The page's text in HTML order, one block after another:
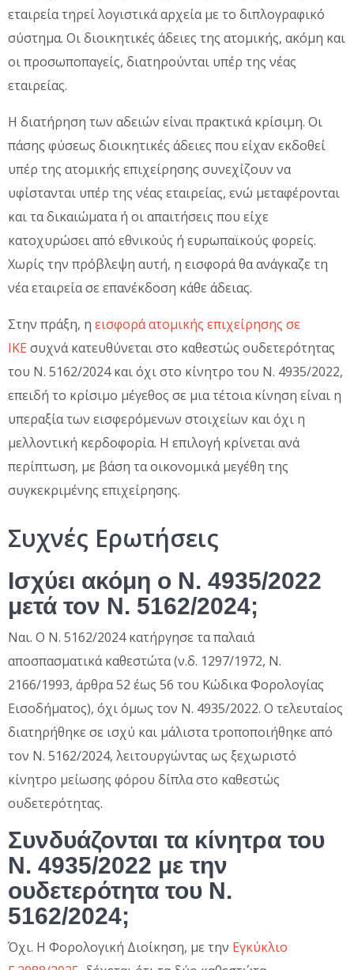
εταιρεία τηρεί λογιστικά αρχεία με το διπλογραφικό
σύστημα. Οι διοικητικές άδειες της ατομικής, ακόμη και
οι προσωποπαγείς, διατηρούνται υπέρ της νέας
εταιρείας.
Η διατήρηση των αδειών είναι πρακτικά κρίσιμη. Οι
πάσης φύσεως διοικητικές άδειες που είχαν εκδοθεί
υπέρ της ατομικής επιχείρησης συνεχίζουν να
υφίστανται υπέρ της νέας εταιρείας, ενώ μεταφέρονται
και τα δικαιώματα ή οι απαιτήσεις που είχε
κατοχυρώσει από εθνικούς ή ευρωπαϊκούς φορείς.
Χωρίς την πρόβλεψη αυτή, η εισφορά θα ανάγκαζε τη
νέα εταιρεία σε επανέκδοση κάθε άδειας.
Στην πράξη, η εισφορά ατομικής επιχείρησης σε
ΙΚΕ συχνά κατευθύνεται στο καθεστώς ουδετερότητας
του Ν. 5162/2024 και όχι στο κίνητρο του Ν. 4935/2022,
επειδή το κρίσιμο μέγεθος σε μια τέτοια κίνηση είναι η
υπεραξία των εισφερόμενων στοιχείων και όχι η
μελλοντική κερδοφορία. Η επιλογή κρίνεται ανά
περίπτωση, με βάση τα οικονομικά μεγέθη της
συγκεκριμένης επιχείρησης.
Συχνές Ερωτήσεις
Ισχύει ακόμη ο Ν. 4935/2022
μετά τον Ν. 5162/2024;
Ναι. Ο Ν. 5162/2024 κατήργησε τα παλαιά
αποσπασματικά καθεστώτα (ν.δ. 1297/1972, Ν.
2166/1993, άρθρα 52 έως 56 του Κώδικα Φορολογίας
Εισοδήματος), όχι όμως τον Ν. 4935/2022. Ο τελευταίος
διατηρήθηκε σε ισχύ και μάλιστα τροποποιήθηκε από
τον Ν. 5162/2024, λειτουργώντας ως ξεχωριστό
κίνητρο μείωσης φόρου δίπλα στο καθεστώς
ουδετερότητας.
Συνδυάζονται τα κίνητρα του
Ν. 4935/2022 με την
ουδετερότητα του Ν.
5162/2024;
Όχι. Η Φορολογική Διοίκηση, με την Εγκύκλιο